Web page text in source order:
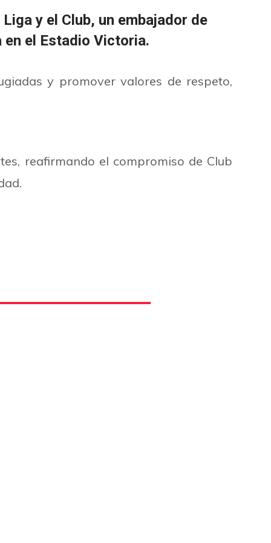
y el Club, un embajador de
el Estadio Victoria.
y promover valores de respeto,
reafirmando el compromiso de Club